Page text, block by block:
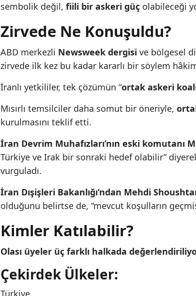
sembolik değil, fiili bir askeri güç olabileceği
Zirvede Ne Konuşuldu?
ABD merkezli Newsweek dergisi ve bölgesel
zirvede ilk kez bu kadar kararlı bir söylem
İranlı yetkililer, tek çözümün “ortak askeri
Mısırlı temsilciler daha somut bir öneriyle,
kurulmasını teklif etti.
İran Devrim Muhafızları’nın eski komutanı
Türkiye ve Irak bir sonraki hedef olabilir”
vurguladı.
İran Dışişleri Bakanlığı’ndan Mehdi
olduğunu belirtse de, “mevcut koşulların
Kimler Katılabilir?
Olası üyeler üç farklı halkada
Çekirdek Ülkeler: